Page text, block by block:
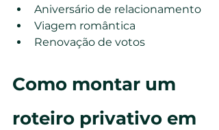
Aniversário de relacionamento
Viagem romântica
Renovação de votos
Como montar um
roteiro privativo em